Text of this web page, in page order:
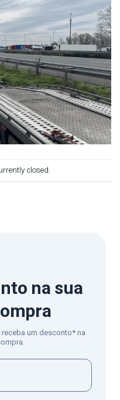
closed.
na sua
um desconto* na